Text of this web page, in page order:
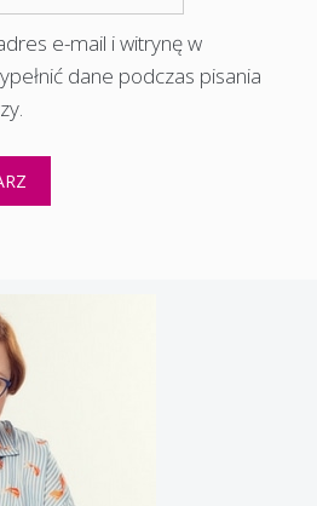
e-mail i witrynę w
dane podczas pisania